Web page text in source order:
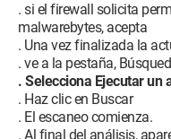
. si el firewall solicita
malwarebytes, acepta
. Una vez finalizada la
. ve a la pestaña,
. Selecciona Ejecutar un
. Haz clic en Buscar
. El escaneo comienza.
. Al final del análisis,